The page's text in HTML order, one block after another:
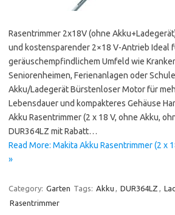
Rasentrimmer 2x18V (ohne
und kostensparender 2×18 V-Antrieb Ideal
geräuschempfindlichem Umfeld wie
Seniorenheimen, Ferienanlagen oder
Akku/Ladegerät Bürstenloser Motor für
Lebensdauer und kompakteres Gehäuse
Akku Rasentrimmer (2 x 18 V, ohne Akku,
DUR364LZ mit Rabatt…
Read More: Makita Akku Rasentrimmer (2 x
»
Category: Garten Tags: Akku , DUR364LZ ,
Rasentrimmer